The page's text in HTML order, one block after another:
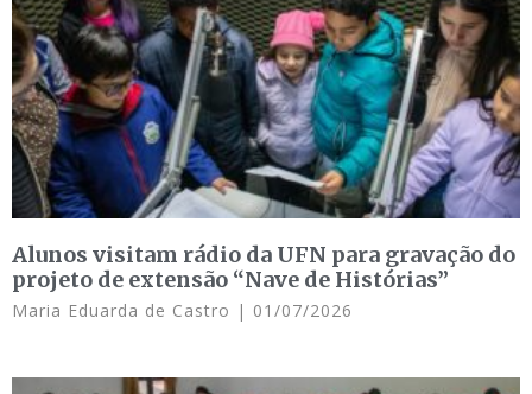
Alunos visitam rádio da UFN para gravação do
projeto de extensão “Nave de Histórias”
Maria Eduarda de Castro 01/07/2026